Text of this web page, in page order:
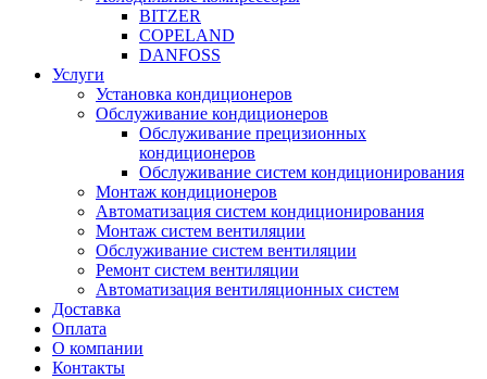
BITZER
COPELAND
DANFOSS
Услуги
Установка кондиционеров
Обслуживание кондиционеров
Обслуживание прецизионных
кондиционеров
Обслуживание систем кондиционирования
Монтаж кондиционеров
Автоматизация систем кондиционирования
Монтаж систем вентиляции
Обслуживание систем вентиляции
Ремонт систем вентиляции
Автоматизация вентиляционных систем
Доставка
Оплата
О компании
Контакты